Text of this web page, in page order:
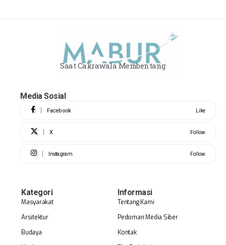
Saat Cakrawala Membentang
Media Sosial
Facebook Like
X Follow
Instagram Follow
Kategori
Masyarakat
Arsitektur
Budaya
Informasi
Tentang Kami
Pedoman Media Siber
Kontak